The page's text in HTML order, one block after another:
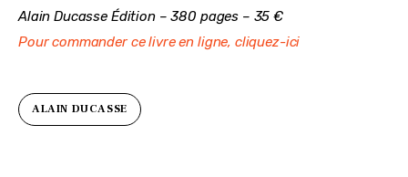
Alain Ducasse Édition – 380 pages – 35 €
Pour commander ce livre en ligne, cliquez-ici
ALAIN DUCASSE